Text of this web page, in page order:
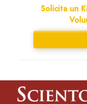
Solicita un